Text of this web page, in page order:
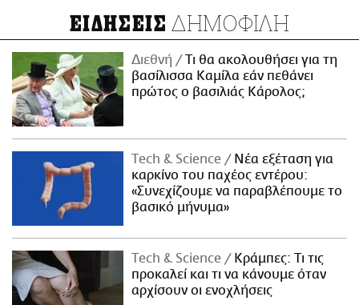
ΕΙΔΗΣΕΙΣ ΔΗΜΟΦΙΛΗ
Διεθνή
Τι θα ακολουθήσει για τη
βασίλισσα Καμίλα εάν πεθάνει
πρώτος ο βασιλιάς Κάρολος;
Τech & Science
Νέα εξέταση για
καρκίνο του παχέος εντέρου:
«Συνεχίζουμε να παραβλέπουμε το
βασικό μήνυμα»
Τech & Science
Κράμπες: Τι τις
προκαλεί και τι να κάνουμε όταν
αρχίσουν οι ενοχλήσεις